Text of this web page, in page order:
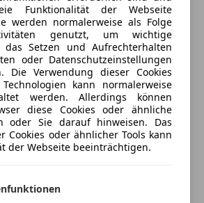
Vollleder schwarz
ab Stufe 0
versichern & Rabatt holen
Jetzt berechnen
Funktionalität der Webseite
werden normalerweise als Folge
genutzt, um wichtige
das Setzen und Aufrechterhalten
oder Datenschutzeinstellungen
Die Verwendung dieser Cookies
kann normalerweise
werden. Allerdings können
diese Cookies oder ähnliche
oder Sie darauf hinweisen. Das
Cookies oder ähnlicher Tools kann
der Webseite beeinträchtigen.